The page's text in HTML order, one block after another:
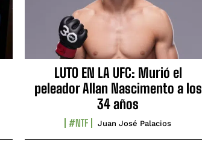
LUTO EN LA UFC: Murió el
peleador Allan Nascimento a los
34 años
#NTF Juan José Palacios